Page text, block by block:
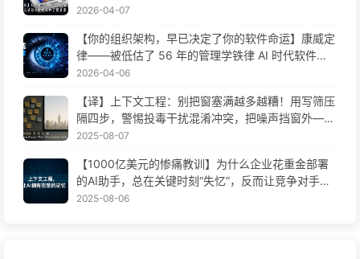
2026-04-07
【你的组织架构，早已决定了你的软件命运】康威定
律——被低估了 56 年的管理学铁律 AI 时代软件工
程变革——慢慢学AI171
2026-04-06
【译】上下文工程：别把窗塞满越多越糟！用写筛压
隔四步，警惕投毒干扰混淆冲突，把噪声挡窗外——
慢慢学AI170
2025-08-07
【1000亿美元的惨痛教训】为什么企业花重金部署
的AI助手，总在关键时刻“失忆”，反而让竞争对手实
现90%性能提升？——慢慢学AI169
2025-08-06